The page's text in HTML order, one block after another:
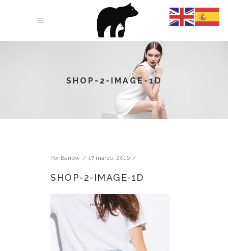
SHOP-2-IMAGE-1D
Por Barrow 17 marzo, 2016
SHOP-2-IMAGE-1D